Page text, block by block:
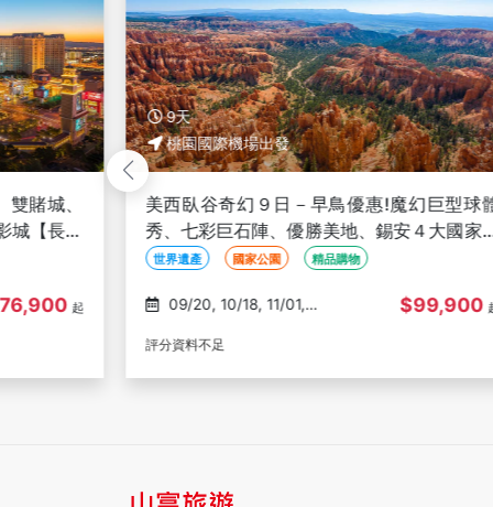
賭城、
城【長榮
起
9天
桃園國際機場出發
美西臥谷奇幻９日－早鳥優惠!魔幻巨型球
秀、七彩巨石陣、優勝美地、錫安４大國家
園+羚羊峽谷 【長榮玩美加族】
世界遺產 國家公園 精品購物
$99,900
評分資料不足